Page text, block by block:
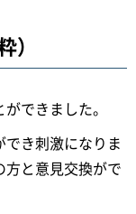
できました。
き刺激になりま
方と意見交換がで